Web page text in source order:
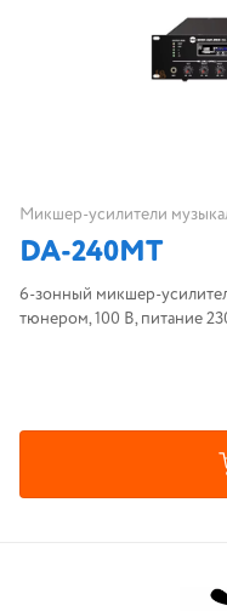
Микшер-усилители
DA-240MT
6-зонный микшер-
тюнером, 100 В, питание